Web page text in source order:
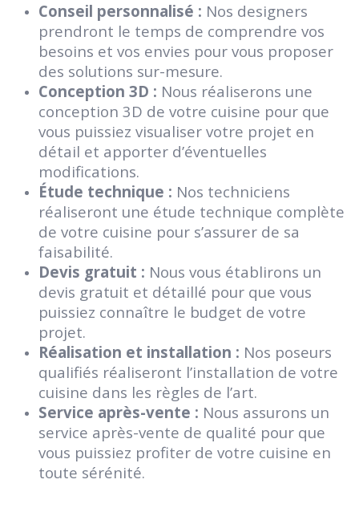
Conseil personnalisé : Nos designers
prendront le temps de comprendre vos
besoins et vos envies pour vous proposer
des solutions sur-mesure.
Conception 3D : Nous réaliserons une
conception 3D de votre cuisine pour que
vous puissiez visualiser votre projet en
détail et apporter d’éventuelles
modifications.
Étude technique : Nos techniciens
réaliseront une étude technique complète
de votre cuisine pour s’assurer de sa
faisabilité.
Devis gratuit : Nous vous établirons un
devis gratuit et détaillé pour que vous
puissiez connaître le budget de votre
projet.
Réalisation et installation : Nos poseurs
qualifiés réaliseront l’installation de votre
cuisine dans les règles de l’art.
Service après-vente : Nous assurons un
service après-vente de qualité pour que
vous puissiez profiter de votre cuisine en
toute sérénité.